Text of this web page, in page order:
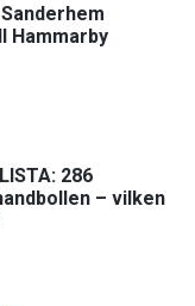
Hammarby
286
– vilken